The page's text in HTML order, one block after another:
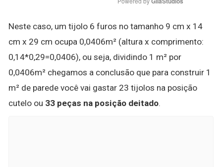
Neste caso, um tijolo 6 furos no tamanho 9 cm x 14
cm x 29 cm ocupa 0,0406m² (altura x comprimento:
0,14*0,29=0,0406), ou seja, dividindo 1 m² por
0,0406m² chegamos a conclusão que para construir 1
m² de parede você vai gastar 23 tijolos na posição
cutelo ou 33 peças na posição deitado.